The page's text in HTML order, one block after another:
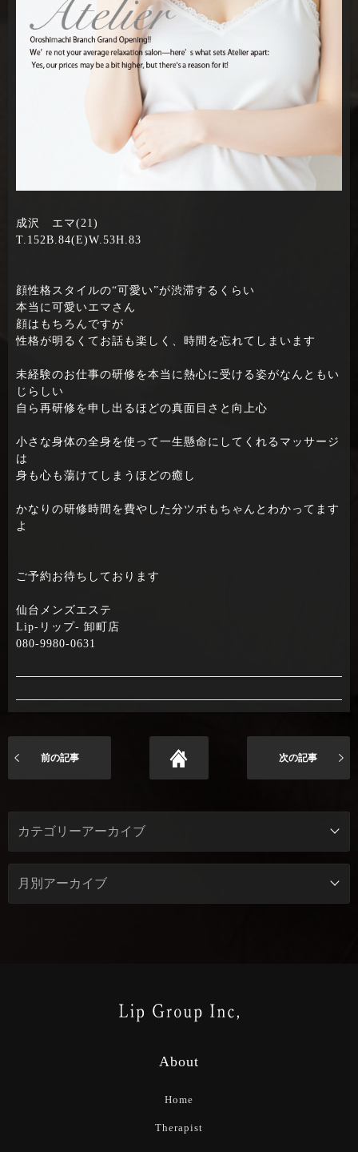
成沢 エマ(21)
T.152B.84(E)W.53H.83
顔性格スタイルの“可愛い”が渋滞するくらい
本当に可愛いエマさん
顔はもちろんですが
性格が明るくてお話も楽しく、時間を忘れてしまいます
未経験のお仕事の研修を本当に熱心に受ける姿がなんともい
じらしい
自ら再研修を申し出るほどの真面目さと向上心
小さな身体の全身を使って一生懸命にしてくれるマッサージ
は
身も心も蕩けてしまうほどの癒し
かなりの研修時間を費やした分ツボもちゃんとわかってます
よ
ご予約お待ちしております
仙台メンズエステ
Lip-リップ- 卸町店
080-9980-0631
前の記事 次の記事
About
Home
Therapist